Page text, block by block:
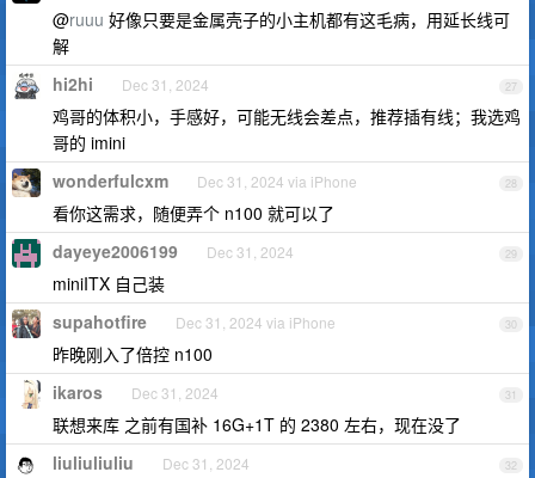
@ruuu 好像只要是金属壳子的小主机都有这毛病，用延长线可
解
27
hi2hi Dec 31, 2024
鸡哥的体积小，手感好，可能无线会差点，推荐插有线；我选鸡
哥的 imini
28
wonderfulcxm Dec 31, 2024 via iPhone
看你这需求，随便弄个 n100 就可以了
29
dayeye2006199 Dec 31, 2024
miniITX 自己装
30
supahotfire Dec 31, 2024 via iPhone
昨晚刚入了倍控 n100
31
ikaros Dec 31, 2024
联想来库 之前有国补 16G+1T 的 2380 左右，现在没了
32
liuliuliuliu Dec 31, 2024